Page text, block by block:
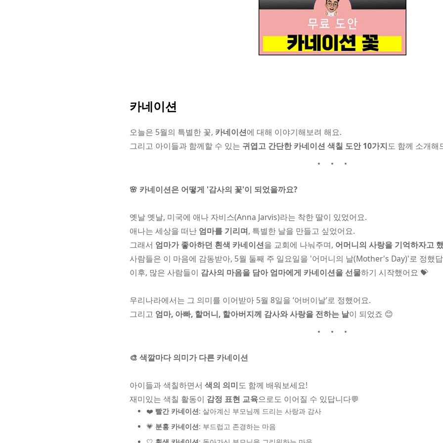
카네이션
오늘은 5월의 특별한 꽃, 카네이션에 대해 이야기해보려 해요.
그리고 아이들과 함께할 수 있는 귀엽고 간단한 카네이션 색칠 도안 10가지도 함께 소개해
🌸 카네이션은 어떻게 '감사의 꽃'이 되었을까요?
옛날 옛날, 미국에 애나 자비스(Anna Jarvis)라는 착한 딸이 있었어요.
애나는 세상을 떠난 엄마를 기리며, 특별한 날을 만들고 싶었어요.
그래서 엄마가 좋아하던 흰색 카네이션을 교회에 나눠주며, 어머니의 사랑을 기억하자고
사람들은 이 마음에 감동받아, 5월 둘째 주 일요일을 '어머니의 날(Mother's Day)'로 정했
이후, 많은 사람들이 감사의 마음을 담아 엄마에게 카네이션을 선물하기 시작했어요 💝
우리나라에서는 그 의미를 이어받아 5월 8일을 ‘어버이날’로 정했어요.
그리고 엄마, 아빠, 할머니, 할아버지께 감사와 사랑을 전하는 날이 되었죠 😊
🎨 색깔마다 의미가 다른 카네이션
아이들과 색칠하면서 색의 의미도 함께 배워보세요!
재미있는 색칠 활동이 감정 표현 교육으로도 이어질 수 있답니다💬
❤️ 빨간 카네이션: 살아계신 부모님께 드리는 사랑과 감사
💗 분홍 카네이션: 부드럽고 존경하는 마음